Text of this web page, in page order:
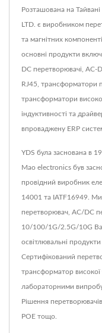
Розташована на
LTD. є виробником
та магнітних
основні продукти
DC перетворювачі, AC-
RJ45, трансформатори
трансформатори
індуктивності та
впроваджену ERP
YDS була заснована в
Mao electronics був
провідний виробник
14001 та IATF16949. Ми
перетворювач, AC/DC
10/100/1G/2.5G/10G
освітлювальні продукти
Сертифікований
трансформатор
лабораторними
Рішення
POE тощо.